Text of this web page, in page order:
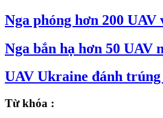
Nga phóng hơn 200
Nga bắn hạ hơn 50 UAV
UAV Ukraine đánh
Từ khóa :